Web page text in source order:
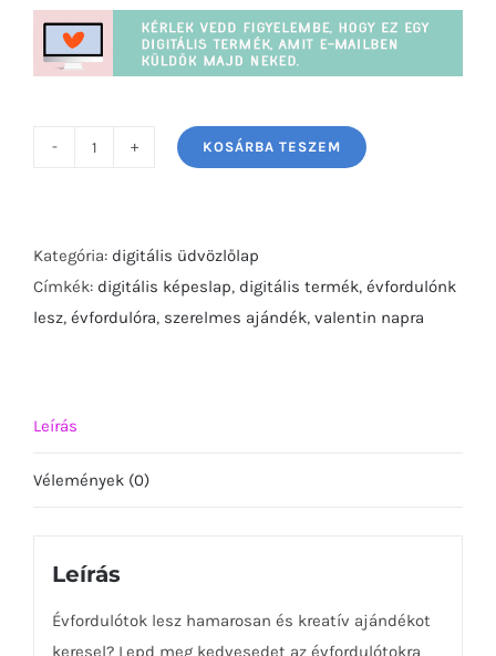
-
pirítós-
mennyiség
KOSÁRBA TESZEM
Kategória: digitális üdvözlőlap
Címkék: digitális képeslap, digitális termék, évfordulónk
lesz, évfordulóra, szerelmes ajándék, valentin napra
Leírás
Vélemények (0)
Leírás
Évfordulótok lesz hamarosan és kreatív ajándékot
keresel? Lepd meg kedvesedet az évfordulótokra